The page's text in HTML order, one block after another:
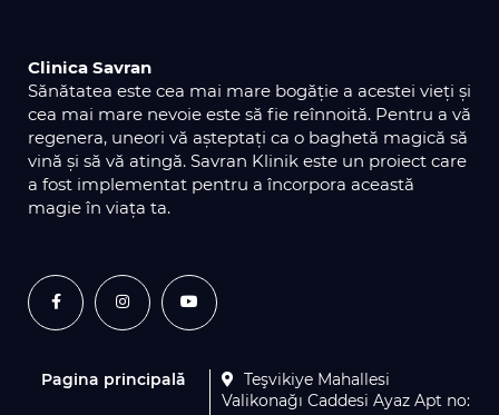
Clinica Savran
Sănătatea este cea mai mare bogăție a acestei vieți și
cea mai mare nevoie este să fie reînnoită. Pentru a vă
regenera, uneori vă așteptați ca o baghetă magică să
vină și să vă atingă. Savran Klinik este un proiect care
a fost implementat pentru a încorpora această
magie în viața ta.
Pagina principală
Teşvikiye Mahallesi
Valikonağı Caddesi Ayaz Apt no: